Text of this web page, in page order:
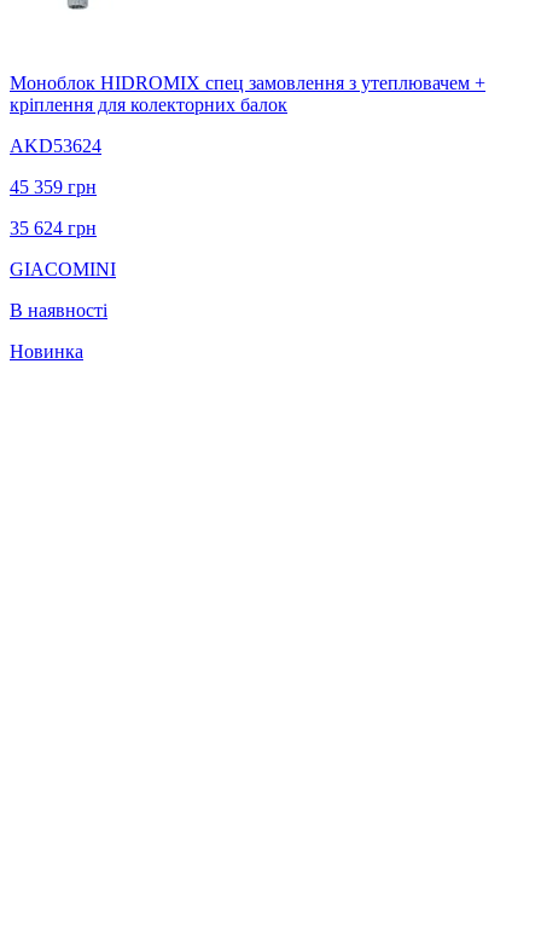
Моноблок HIDROMIX спец замовлення з утеплювачем +
кріплення для колекторних балок
AKD53624
45 359 грн
35 624 грн
GIACOMINI
В наявності
Новинка